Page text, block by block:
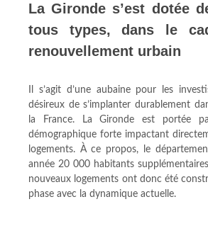
La Gironde s’est dotée
tous types, dans le
renouvellement urbain
Il s’agit d’une aubaine pour les
désireux de s’implanter durablement
la France. La Gironde est portée
démographique forte impactant
logements. À ce propos, le
année 20 000 habitants
nouveaux logements ont donc été
phase avec la dynamique actuelle.